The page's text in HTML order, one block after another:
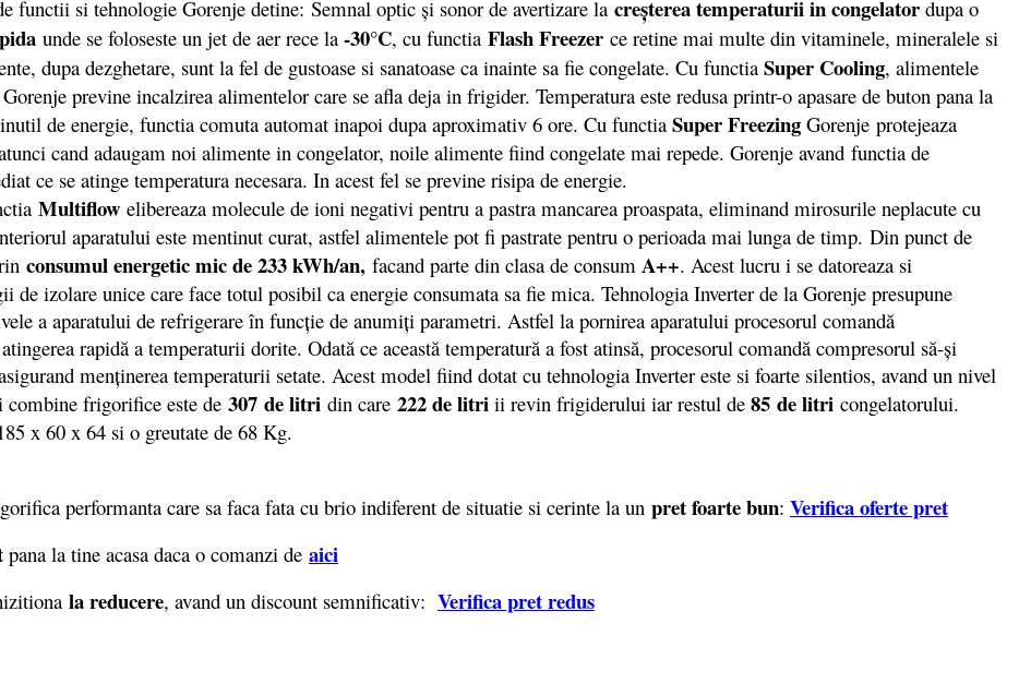
functii si tehnologie Gorenje detine: Semnal optic şi sonor de avertizare la creşterea temperaturii in congelator dupa o
unde se foloseste un jet de aer rece la -30°C, cu functia Flash Freezer ce retine mai multe din vitaminele, mineralele si
dupa dezghetare, sunt la fel de gustoase si sanatoase ca inainte sa fie congelate. Cu functia Super Cooling, alimentele
previne incalzirea alimentelor care se afla deja in frigider. Temperatura este redusa printr-o apasare de buton pana la
de energie, functia comuta automat inapoi dupa aproximativ 6 ore. Cu functia Super Freezing Gorenje protejeaza
cand adaugam noi alimente in congelator, noile alimente fiind congelate mai repede. Gorenje avand functia de
ce se atinge temperatura necesara. In acest fel se previne risipa de energie.
Multiflow elibereaza molecule de ioni negativi pentru a pastra mancarea proaspata, eliminand mirosurile neplacute cu
aparatului este mentinut curat, astfel alimentele pot fi pastrate pentru o perioada mai lunga de timp. Din punct de
consumul energetic mic de 233 kWh/an, facand parte din clasa de consum A++. Acest lucru i se datoreaza si
izolare unice care face totul posibil ca energie consumata sa fie mica. Tehnologia Inverter de la Gorenje presupune
a aparatului de refrigerare în funcție de anumiți parametri. Astfel la pornirea aparatului procesorul comandă
rapidă a temperaturii dorite. Odată ce această temperatură a fost atinsă, procesorul comandă compresorul să-și
menținerea temperaturii setate. Acest model fiind dotat cu tehnologia Inverter este si foarte silentios, avand un nivel
frigorifice este de 307 de litri din care 222 de litri ii revin frigiderului iar restul de 85 de litri congelatorului.
x 60 x 64 si o greutate de 68 Kg.
performanta care sa faca fata cu brio indiferent de situatie si cerinte la un pret foarte bun: Verifica oferte pret
pana la tine acasa daca o comanzi de aici
la reducere, avand un discount semnificativ: Verifica pret redus